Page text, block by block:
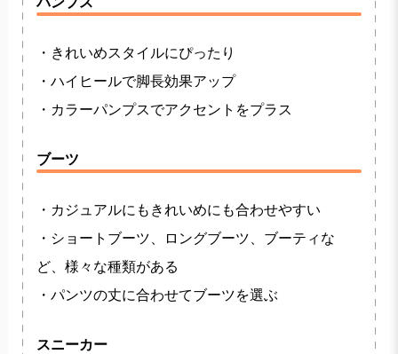
・きれいめスタイルにぴったり
・ハイヒールで脚長効果アップ
・カラーパンプスでアクセントをプラス
ブーツ
・カジュアルにもきれいめにも合わせやすい
・ショートブーツ、ロングブーツ、ブーティな
ど、様々な種類がある
・パンツの丈に合わせてブーツを選ぶ
スニーカー